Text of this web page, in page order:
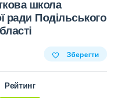
школа
ради Подільського
Зберегти
Рейтинг